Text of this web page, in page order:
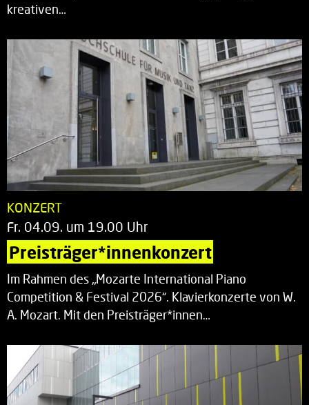
kreativen…
KONZERT
Fr. 04.09. um 19.00 Uhr
Preisträger*innenkonzert
Im Rahmen des „Mozarte International Piano
Competition & Festival 2026“. Klavierkonzerte von W.
A. Mozart. Mit den Preisträger*innen…